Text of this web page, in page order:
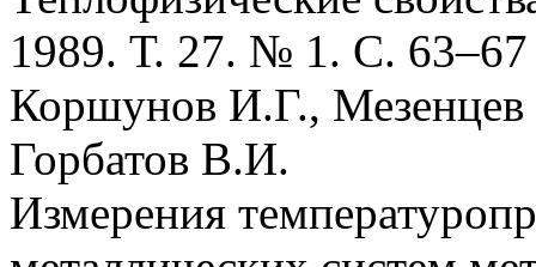
1989. Т. 27. № 1. С. 63–67
Коршунов И.Г.,
Горбатов В.И.
Измерения